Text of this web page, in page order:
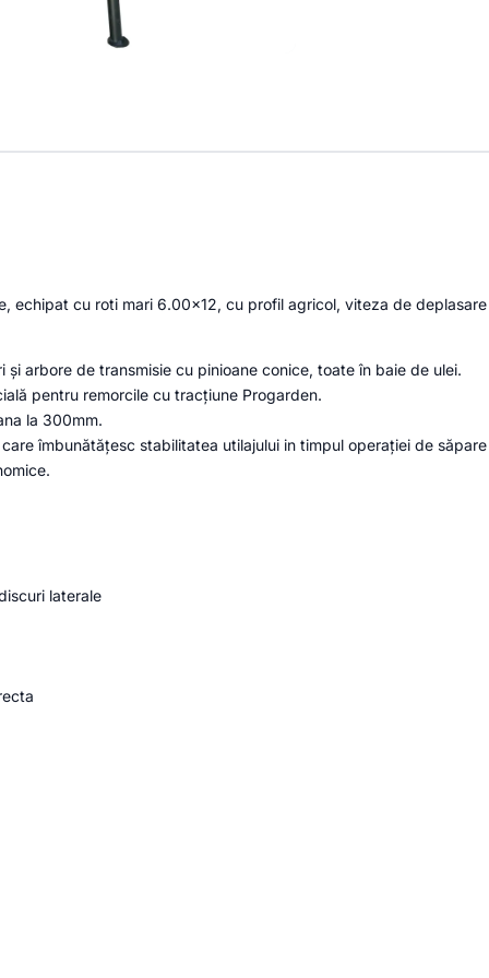
cu roti mari 6.00×12, cu profil agricol, viteza de
arbore de transmisie cu pinioane conice, toate în baie de ulei.
pentru remorcile cu tracțiune Progarden.
la 300mm.
îmbunătățesc stabilitatea utilajului in timpul operației de săpare
laterale